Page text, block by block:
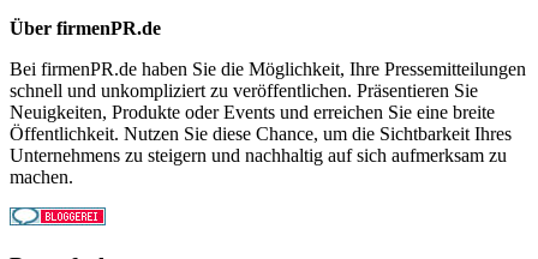
Über firmenPR.de
Bei firmenPR.de haben Sie die Möglichkeit, Ihre Pressemitteilungen
schnell und unkompliziert zu veröffentlichen. Präsentieren Sie
Neuigkeiten, Produkte oder Events und erreichen Sie eine breite
Öffentlichkeit. Nutzen Sie diese Chance, um die Sichtbarkeit Ihres
Unternehmens zu steigern und nachhaltig auf sich aufmerksam zu
machen.